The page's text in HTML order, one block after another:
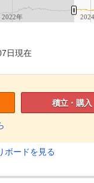
2022年
日現在
積立・購入
ボードを見る